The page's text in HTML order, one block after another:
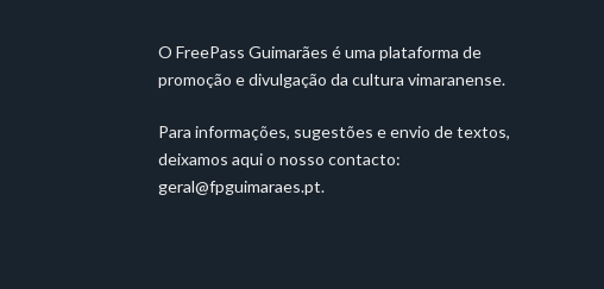
O FreePass Guimarães é uma plataforma de
promoção e divulgação da cultura vimaranense.
Para informações, sugestões e envio de textos,
deixamos aqui o nosso contacto:
geral@fpguimaraes.pt.